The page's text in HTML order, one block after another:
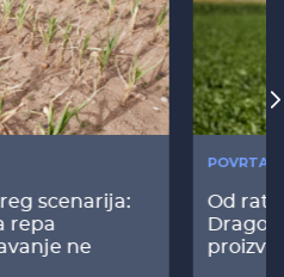
scenarija:
repa
ne
Od